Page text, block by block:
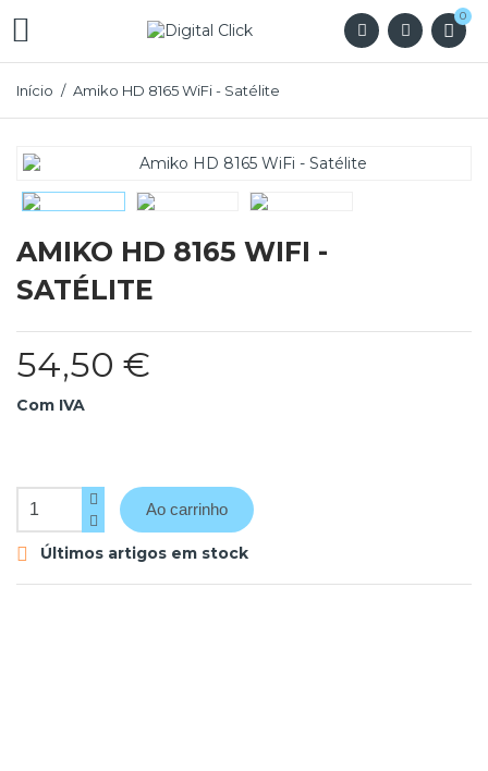
 0
Início Amiko HD 8165 WiFi - Satélite
AMIKO HD 8165 WIFI -
SATÉLITE
54,50 €
Com IVA
Ao carrinho
 Últimos artigos em stock